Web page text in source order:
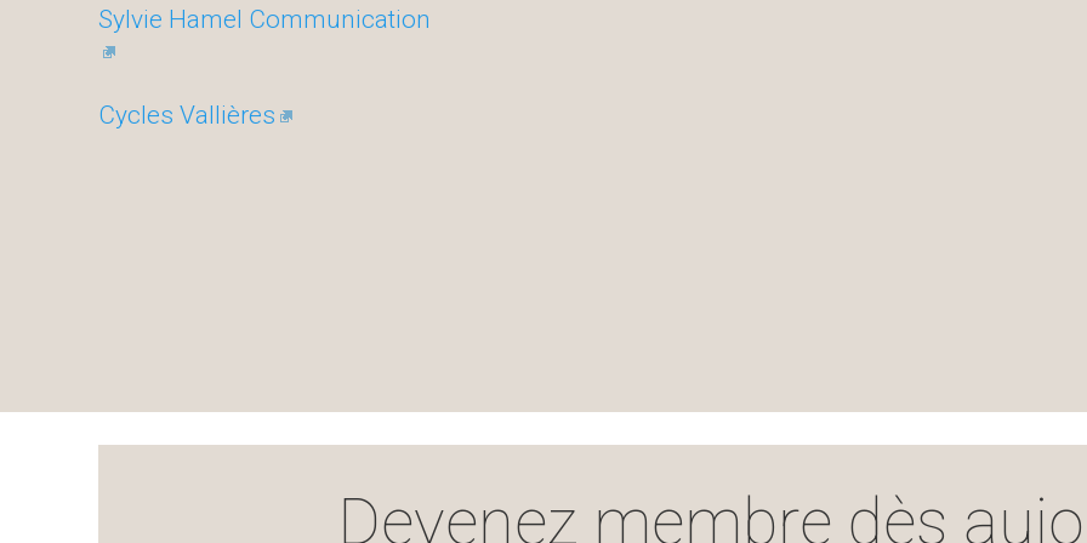
Sylvie Hamel Communication
Cycles Vallières
Devenez membre dès